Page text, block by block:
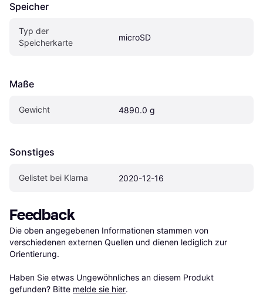
Speicher
Typ der
Speicherkarte
microSD
Maße
Gewicht 4890.0 g
Sonstiges
Gelistet bei Klarna 2020-12-16
Feedback
Die oben angegebenen Informationen stammen von
verschiedenen externen Quellen und dienen lediglich zur
Orientierung.
Haben Sie etwas Ungewöhnliches an diesem Produkt
gefunden? Bitte melde sie hier.